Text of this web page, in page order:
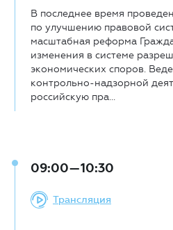
В последнее время
по улучшению правовой
масштабная реформа
изменения в системе
экономических споров.
контрольно-надзорной
российскую пра...
09:00—10:30
Трансляция